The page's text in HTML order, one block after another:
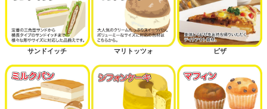
サンドイッチ マリトッツォ ピザ